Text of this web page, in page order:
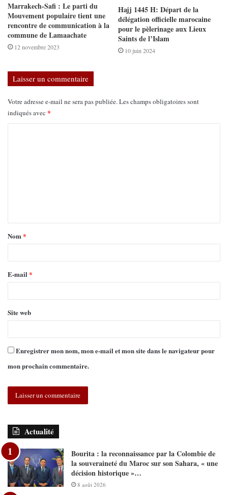
Marrakech-Safi : Le parti du
Mouvement populaire tient une
rencontre de communication à la
commune de Lamaachate
12 novembre 2023
Hajj 1445 H: Départ de la
délégation officielle marocaine
pour le pèlerinage aux Lieux
Saints de l’Islam
10 juin 2024
Laisser un commentaire
Votre adresse e-mail ne sera pas publiée.Les champs obligatoires sont
indiqués avec *
Nom*
E-mail *
Site web
Enregistrer mon nom, mon e-mail et mon site dans le navigateur pour
mon prochain commentaire.
Actualité
Bourita : la reconnaissance par la Colombie de
la souveraineté du Maroc sur son Sahara, « une
décision historique »…
8 août 2026